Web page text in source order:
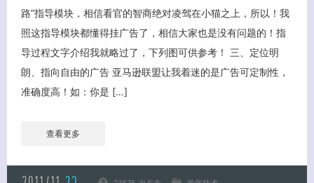
路”指导模块，相信看官的智商绝对凌驾在小猫之上，所以！我
照这指导模块都懂得挂广告了，相信大家也是没有问题的！指
导过程文字介绍我就略过了，下列图可供参考！ 三、定位明
朗、指向自由的广告 亚马逊联盟让我着迷的是广告可定制性，
准确度高！如：你是 […]
查看更多